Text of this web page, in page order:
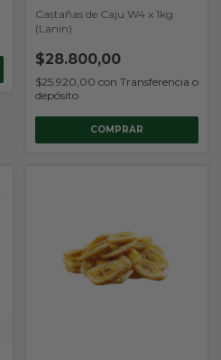
Castañas de Caju W4 x 1kg
(Lanin)
$28.800,00
$25.920,00 con Transferencia o
depósito